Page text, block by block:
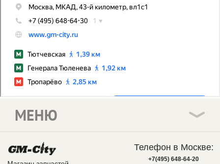
МЕНЮ
Телефон в Москве:
+7(495) 648-64-20